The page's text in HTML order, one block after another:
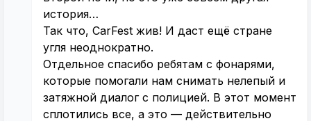
история…
Так что, CarFest жив! И даст ещё стране
угля неоднократно.
Отдельное спасибо ребятам с фонарями,
которые помогали нам снимать нелепый и
затяжной диалог с полицией. В этот момент
сплотились все, а это — действительно